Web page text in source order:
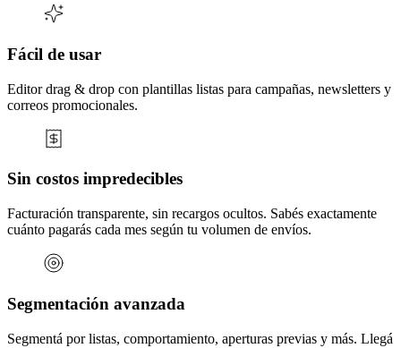
Fácil de usar
Editor drag & drop con plantillas listas para campañas, newsletters y
correos promocionales.
Sin costos impredecibles
Facturación transparente, sin recargos ocultos. Sabés exactamente
cuánto pagarás cada mes según tu volumen de envíos.
Segmentación avanzada
Segmentá por listas, comportamiento, aperturas previas y más. Llegá